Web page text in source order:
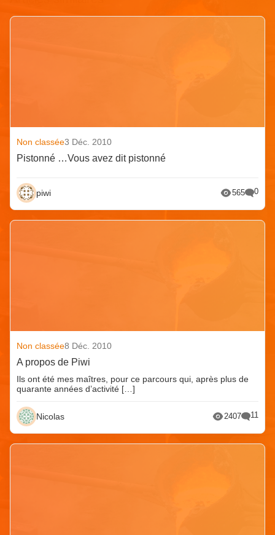
Non classée3 Déc. 2010
Pistonné …Vous avez dit pistonné
piwi 565 0
Non classée8 Déc. 2010
A propos de Piwi
Ils ont été mes maîtres, pour ce parcours qui, après plus de
quarante années d’activité […]
Nicolas 2407 11